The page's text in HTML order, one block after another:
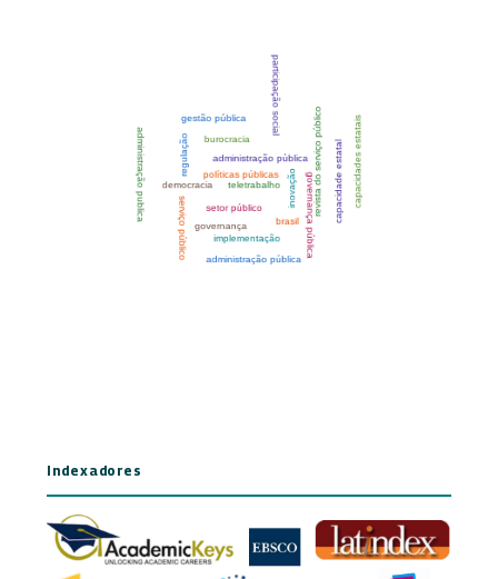
Indexadores